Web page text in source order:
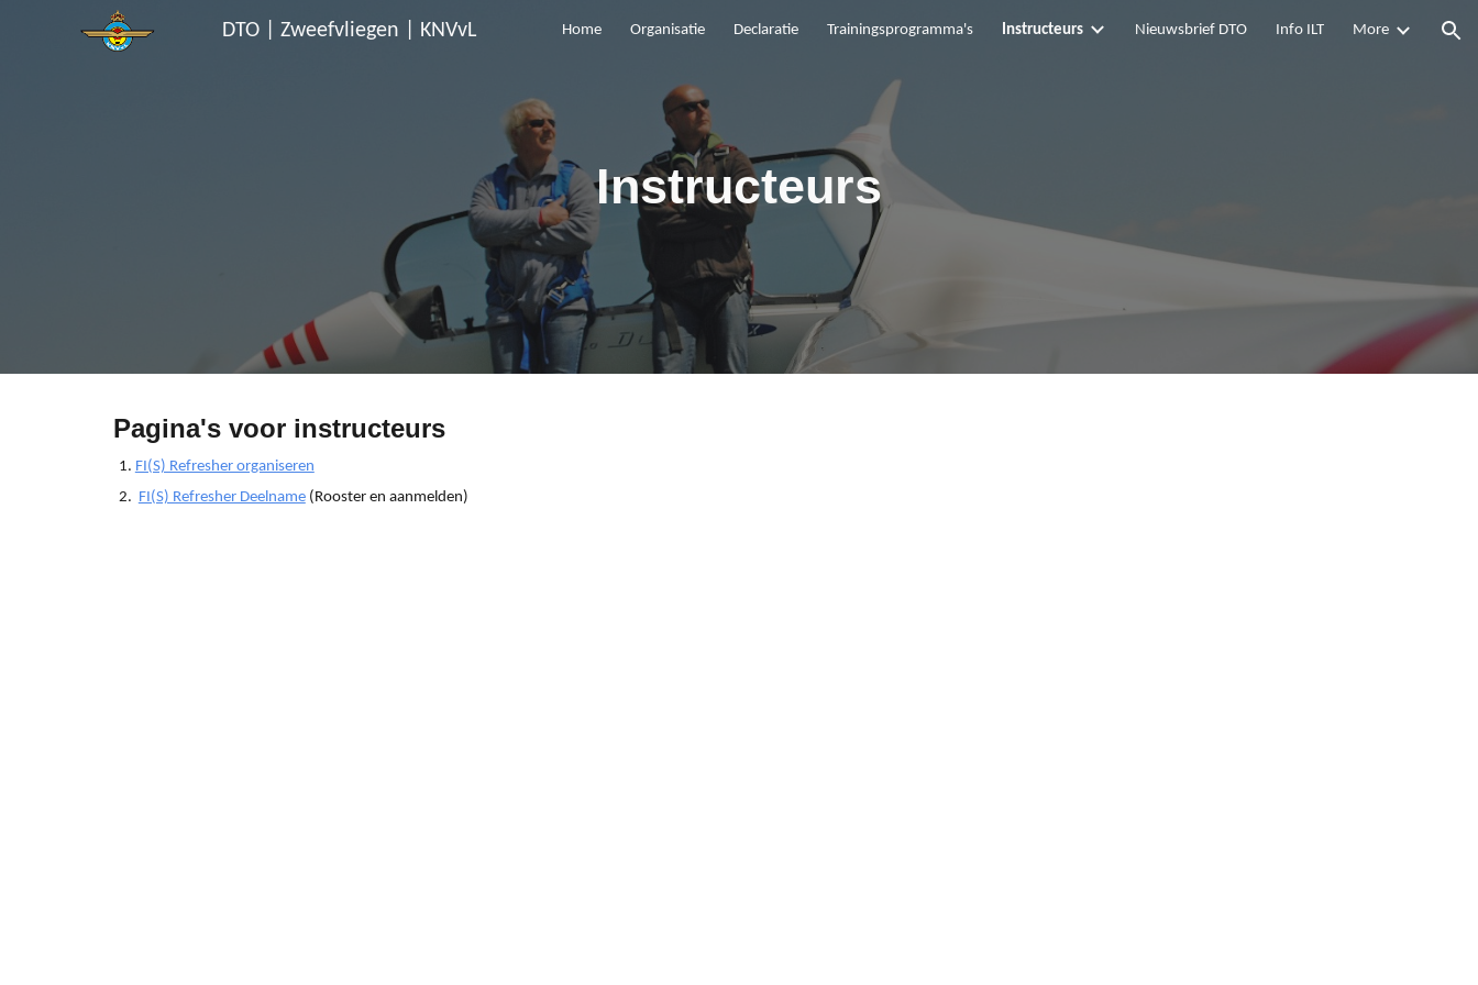
Skip to main content Skip to navigation
DTO | Zweefvliegen | KNVvL Home Organisatie Declaratie Trainingsprogramma's Instructeurs Nieuwsbrief DTO Info ILT More
Instructeurs
Pagina's voor instructeurs
FI(S) Refresher organiseren
FI(S) Refresher Deelname(Rooster en aanmelden)